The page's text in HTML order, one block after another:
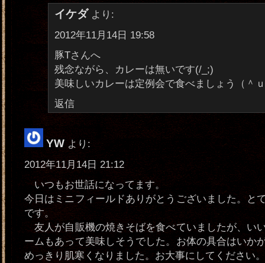
イケダ より:
2012年11月14日 19:58
豚Tさんへ
残念ながら、カレーは無いです(/_;)
美味しいカレーは定例会で食べましょう（＾
返信
YW より:
2012年11月14日 21:12
いつもお世話になってます。
今日はミニフィールドありがとうございました。と
です。
友人が自販機の焼きそばを食べていましたが、い
ームもあって美味しそうでした。お体の具合はいか
めっきり肌寒くなりました。お大事にしてください。